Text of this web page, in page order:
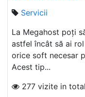
Servicii
La Megahost poți
astfel încât să ai
orice soft necesar
Acest tip...
277 vizite in